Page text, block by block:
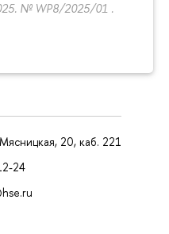
№ WP8/2025/01 .
20, каб. 221
24